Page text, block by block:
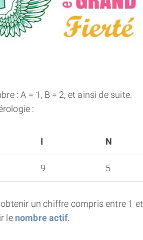
: A = 1, B = 2, et ainsi de suite.
:
I N
9 5
un chiffre compris entre 1 et
le nombre actif.
(À PROPOS)